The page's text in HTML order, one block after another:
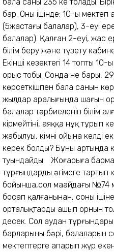
бар. Оның ішінде: 10-ы
(5жастағы балалар), 3-еуі
балалар). Қалған 2-еуі, жас
білім беру және түзету
Екінші кезектегі 14 топтың
орыс тобы. Сонда не бары, 29
көрсеткішпен бала санын
жылдар аралығында шағын
балалар тәрбиеленіп білім
кірмейтіні, аяққа нұқ тұрып
жабылуы, кімнің ойына келді
керек болды? Бұның артында
туындайды. Жоғарыға
тұрғындарды әңгімеге тартып
бойынша,сол маңайдағы №74
босап қалғанынан, соның
орталықтарды ашып орнын
десек. Сол аудан
барларының бәрі, балаларын
мектептерге апарып жүр